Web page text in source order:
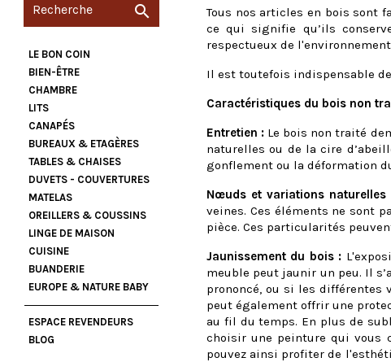

LE BON COIN
BIEN-ÊTRE
CHAMBRE
LITS
CANAPÉS
BUREAUX & ETAGÈRES
TABLES & CHAISES
DUVETS - COUVERTURES
MATELAS
OREILLERS & COUSSINS
LINGE DE MAISON
CUISINE
BUANDERIE
EUROPE & NATURE BABY
ESPACE REVENDEURS
BLOG
Tous nos articles en bois sont
ce qui signifie qu’ils
respectueux de
Il est toutefois indispensable
Caractéristiques du bois non
Entretien : Le bois non traité
naturelles ou de la cire
gonflement ou la déformation
Nœuds et variations naturelles
veines. Ces éléments ne sont
pièce. Ces particularités
Jaunissement du bois :
meuble peut jaunir un peu. Il
prononcé, ou si les différentes
peut également offrir une
au fil du temps. En plus de
choisir une peinture qui vous
pouvez ainsi profiter de